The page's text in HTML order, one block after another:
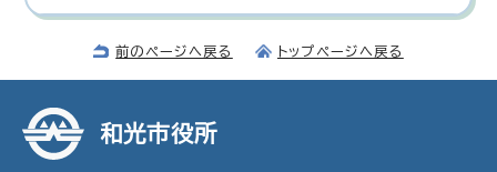
前のページへ戻る トップページへ戻る
和光市役所